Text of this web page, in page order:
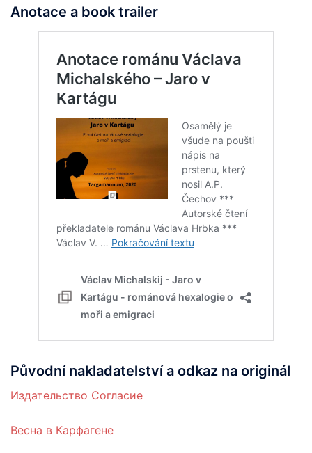
Anotace a book trailer
Původní nakladatelství a odkaz na originál
Издательство Согласие
Весна в Карфагене